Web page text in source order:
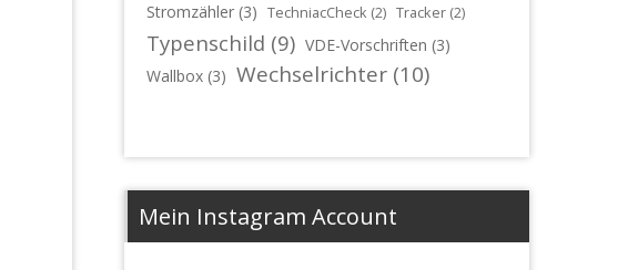
Stromzähler(3) TechniacCheck (2) Tracker(2)
Typenschild (9) VDE-Vorschriften (3)
Wallbox(3) Wechselrichter(10)
Mein Instagram Account